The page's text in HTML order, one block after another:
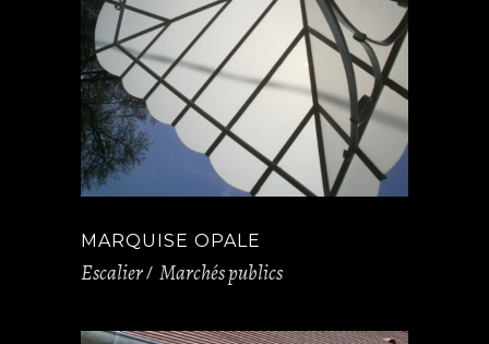
MARQUISE OPALE
Escalier Marchés publics